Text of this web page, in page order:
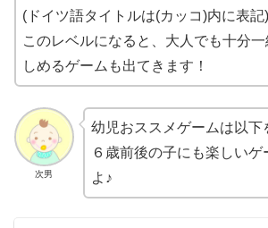
(ドイツ語タイトルは(カッコ)内に表記)
このレベルになると、大人でも十分
しめるゲームも出てきます！
次男
幼児おススメゲームは以下
６歳前後の子にも楽しいゲ
よ♪